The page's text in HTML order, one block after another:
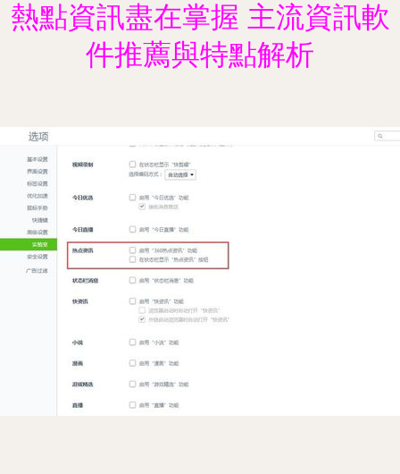
熱點資訊盡在掌握 主流資訊軟
件推薦與特點解析